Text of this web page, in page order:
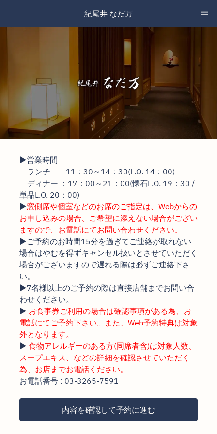
紀尾井 なだ万
▶営業時間
ランチ ：11：30～14：30(L.O. 14：00)
ディナー ：17：00～21：00(懐石L.O. 19：30 /
単品L.O. 20：00)
▶窓側席や個室などのお席のご指定は、Webからの
お申し込みの場合、ご希望に添えない場合がござい
ますので、お電話にてお問い合わせください。
▶ご予約のお時間15分を過ぎてご連絡が取れない
場合はやむを得ずキャンセル扱いとさせていただく
場合がございますので遅れる際は必ずご連絡下さ
い。
▶7名様以上のご予約の際は直接店舗までお問い合
わせください。
▶︎ お食事券ご利用の場合は確認事項がある為、お
電話にてご予約下さい。また、Web予約特典は対象
外となります。
▶ 食物アレルギーのある方(同席者含)は対象人数、
スープエキス、などの詳細を確認させていただく
為、お店までお電話ください。
お電話番号 : 03-3265-7591
内容を確認して予約に進む